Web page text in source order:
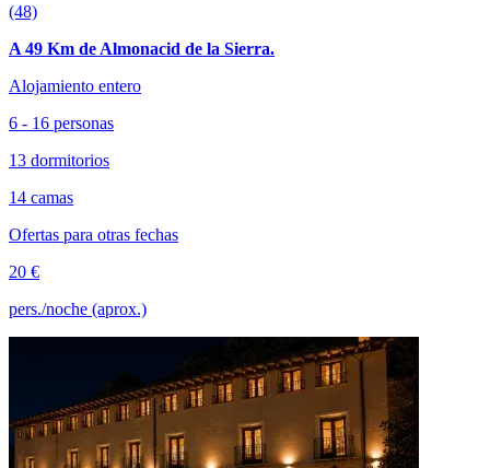
(48)
A 49 Km de Almonacid de la Sierra.
Alojamiento entero
6 - 16 personas
13 dormitorios
14 camas
Ofertas para otras fechas
20 €
pers./noche (aprox.)